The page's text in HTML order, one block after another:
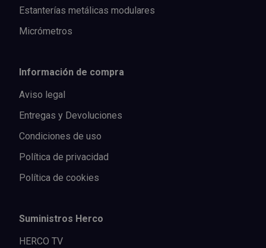
Estanterías metálicas modulares
Micrómetros
Información de compra
Aviso legal
Entregas y Devoluciones
Condiciones de uso
Política de privacidad
Política de cookies
Suministros Herco
HERCO TV